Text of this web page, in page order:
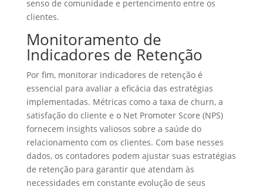
senso de comunidade e pertencimento entre os
clientes.
Monitoramento de
Indicadores de Retenção
Por fim, monitorar indicadores de retenção é
essencial para avaliar a eficácia das estratégias
implementadas. Métricas como a taxa de churn, a
satisfação do cliente e o Net Promoter Score (NPS)
fornecem insights valiosos sobre a saúde do
relacionamento com os clientes. Com base nesses
dados, os contadores podem ajustar suas estratégias
de retenção para garantir que atendam às
necessidades em constante evolução de seus